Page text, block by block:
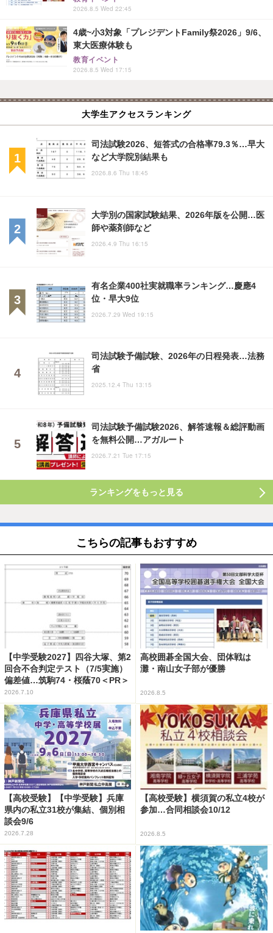
2026.8.5 Wed 22:45
4歳~小3対象「プレジデントFamily祭2026」9/6、
東大医療体験も
教育イベント
2026.8.5 Wed 17:15
大学生アクセスランキング
司法試験2026、短答式の合格率79.3％…早大
など大学院別結果も
2026.8.6 Thu 18:45
大学別の国家試験結果、2026年版を公開…医
師や薬剤師など
2026.4.9 Thu 16:15
有名企業400社実就職率ランキング…慶應4
位・早大9位
2026.7.29 Wed 19:15
司法試験予備試験、2026年の日程発表…法務
省
2025.12.4 Thu 13:15
司法試験予備試験2026、解答速報＆総評動画
を無料公開…アガルート
2026.7.21 Tue 17:15
ランキングをもっと見る
こちらの記事もおすすめ
【中学受験2027】四谷大塚、第2
回合不合判定テスト（7/5実施）
偏差値…筑駒74・桜蔭70＜PR＞
2026.7.10
高校囲碁全国大会、団体戦は
灘・南山女子部が優勝
2026.8.5
【高校受験】【中学受験】兵庫
県内の私立31校が集結、個別相
談会9/6
2026.7.28
【高校受験】横須賀の私立4校が
参加…合同相談会10/12
2026.8.5